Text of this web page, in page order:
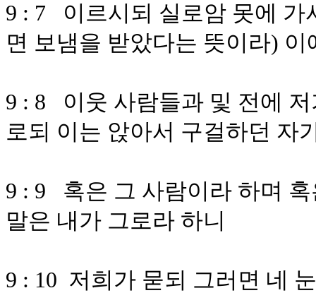
9 : 7 이르시되 실로암 못에 가
면 보냄을 받았다는 뜻이라)
9 : 8 이웃 사람들과 및 전에
로되 이는 앉아서 구걸하던 자
9 : 9 혹은 그 사람이라 하며
말은 내가 그로라 하니
9 : 10 저희가 묻되 그러면 네